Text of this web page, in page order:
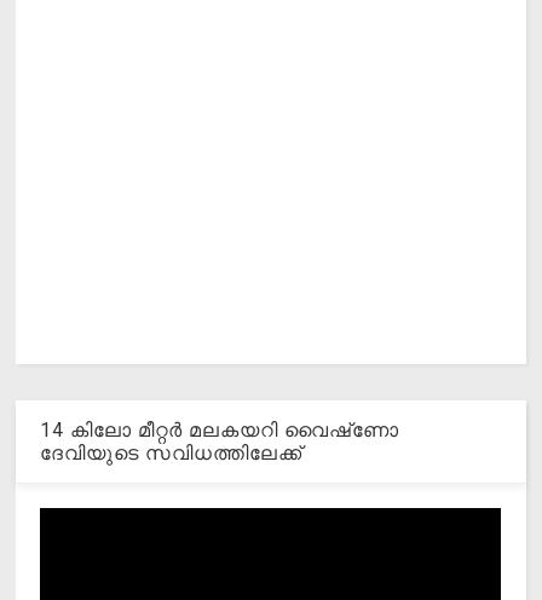
14 കിലോ മീറ്റര്‍ മലകയറി വൈഷ്‌ണോ
ദേവിയുടെ സവിധത്തിലേക്ക്